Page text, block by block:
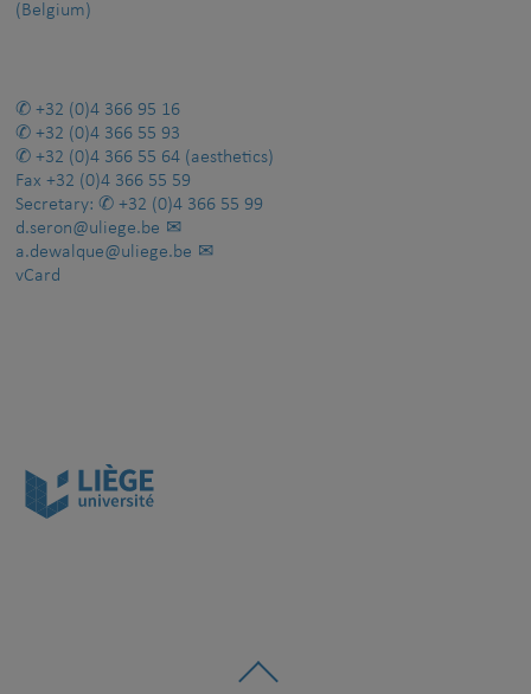
(Belgium)
+32 (0)4 366 95 16
+32 (0)4 366 55 93
+32 (0)4 366 55 64 (aesthetics)
Fax +32 (0)4 366 55 59
Secretary:
+32 (0)4 366 55 99
d.seron@uliege.be
a.dewalque@uliege.be
vCard